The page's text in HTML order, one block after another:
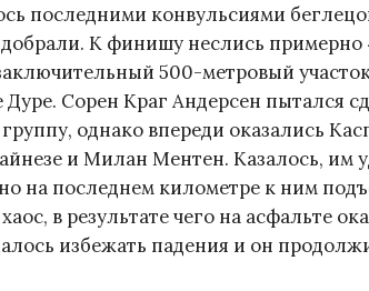
последними конвульсиями
К финишу неслись примерно
500-метровый
Дуре. Сорен Краг Андерсен пытался
группу, однако впереди оказались
и Милан Ментен. Казалось, им
на последнем километре к ним
в результате чего на асфальте
избежать падения и он